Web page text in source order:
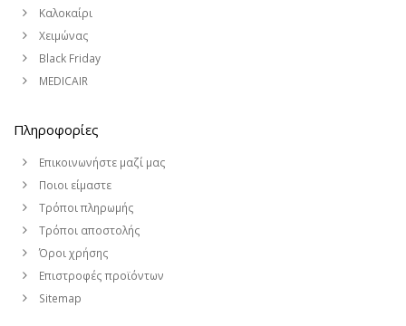
Καλοκαίρι
Χειμώνας
Black Friday
MEDICAIR
Πληροφορίες
Επικοινωνήστε μαζί μας
Ποιοι είμαστε
Τρόποι πληρωμής
Τρόποι αποστολής
Όροι χρήσης
Επιστροφές προϊόντων
Sitemap